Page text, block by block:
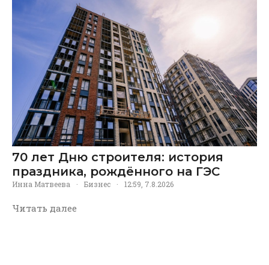
70 лет Дню строителя: история
праздника, рождённого на ГЭС
Инна Матвеева · Бизнес · 12:59, 7.8.2026
Читать далее